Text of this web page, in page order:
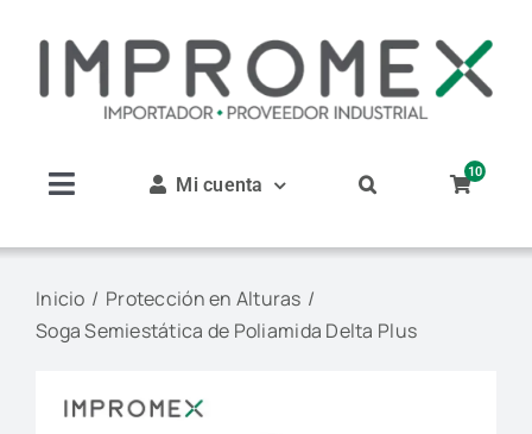
Toggle
Nosotros
Productos
Mi cuenta
10
Inicio
Protección en Alturas
Soga Semiestática de Poliamida Delta Plus